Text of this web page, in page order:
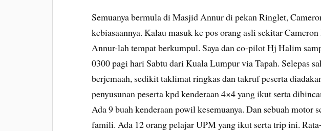
Semuanya bermula di Masjid Annur di pekan Ringlet,
kebiasaannya. Kalau masuk ke pos orang asli sekitar
Annur-lah tempat berkumpul. Saya dan co-pilot Hj Halim
0300 pagi hari Sabtu dari Kuala Lumpur via Tapah. Selepas
berjemaah, sedikit taklimat ringkas dan takruf peserta
penyusunan peserta kpd kenderaan 4×4 yang ikut serta
Ada 9 buah kenderaan powil kesemuanya. Dan sebuah motor
famili. Ada 12 orang pelajar UPM yang ikut serta trip ini.